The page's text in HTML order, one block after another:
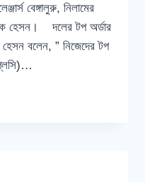
বেঙ্গালুরু, নিলামের
হেসন। দলের টপ অর্ডার
বলেন, ” নিজেদের টপ